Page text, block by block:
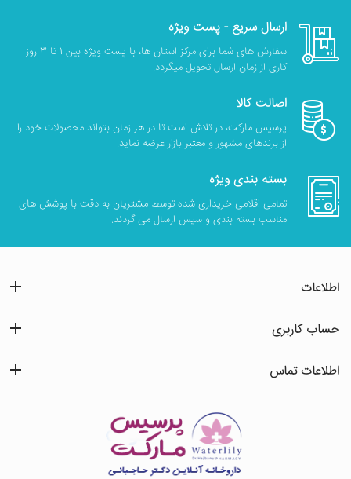
ارسال سریع - پست ویژه
سفارش های شما برای مرکز استان ها، با پست ویژه بین 1 تا 3 روز
کاری از زمان ارسال تحویل میگردد.
اصالت کالا
پرسیس مارکت، در تلاش است تا در هر زمان بتواند محصولات خود را
از برندهای مشهور و معتبر بازار عرضه نماید.
بسته بندی ویژه
تمامی اقلامی خریداری شده توسط مشتریان به دقت با پوشش های
مناسب بسته بندی و سپس ارسال می گردند.
اطلاعات
حساب کاربری
اطلاعات تماس